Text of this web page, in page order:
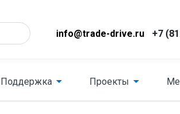
info@trade-drive.ru +7
Поддержка Проекты